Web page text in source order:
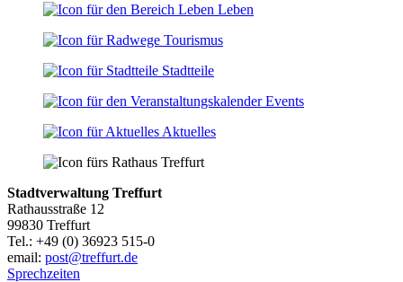
Leben
Tourismus
Stadtteile
Events
Aktuelles
Stadtverwaltung Treffurt
Rathausstraße 12
99830 Treffurt
Tel.: +49 (0) 36923 515-0
email: post@treffurt.de
Sprechzeiten